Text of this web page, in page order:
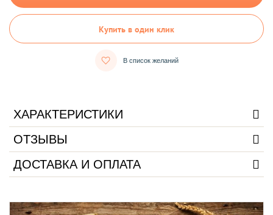
Купить в один клик
В список желаний
ХАРАКТЕРИСТИКИ
ОТЗЫВЫ
ДОСТАВКА И ОПЛАТА